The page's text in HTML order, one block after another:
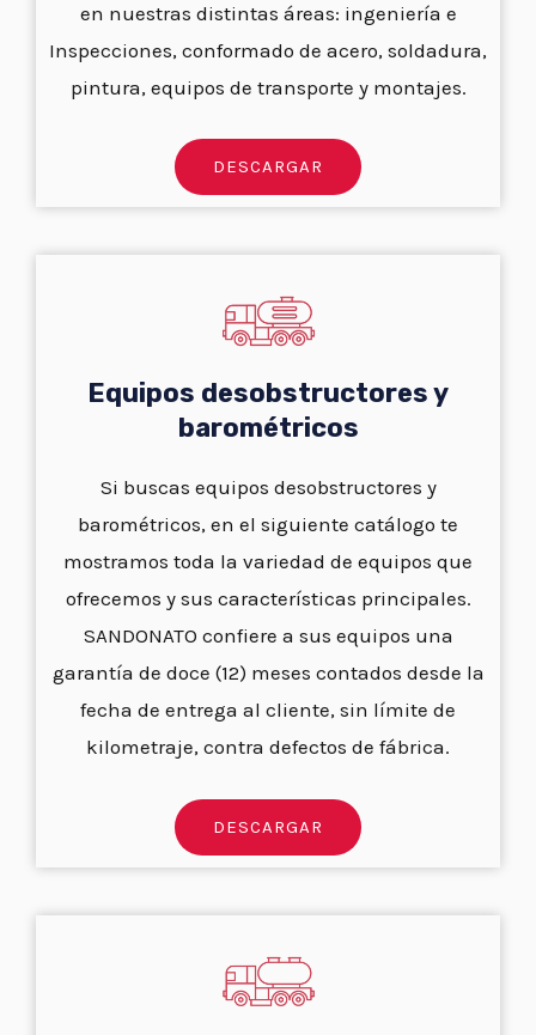
en nuestras distintas áreas: ingeniería e
Inspecciones, conformado de acero, soldadura,
pintura, equipos de transporte y montajes.
DESCARGAR
Equipos desobstructores y
barométricos
Si buscas equipos desobstructores y
barométricos, en el siguiente catálogo te
mostramos toda la variedad de equipos que
ofrecemos y sus características principales.
SANDONATO confiere a sus equipos una
garantía de doce (12) meses contados desde la
fecha de entrega al cliente, sin límite de
kilometraje, contra defectos de fábrica.
DESCARGAR